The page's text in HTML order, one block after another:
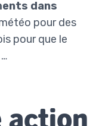
dans
pour des
pour que le
action